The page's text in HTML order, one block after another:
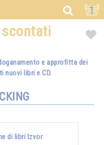
1
scontati
e approfitta dei
nuovi libri e CD.
di libri Izvor